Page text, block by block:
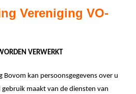
Vereniging VO-
VERWERKT
Bovom kan persoonsgegevens over u
gebruik maakt van de diensten van